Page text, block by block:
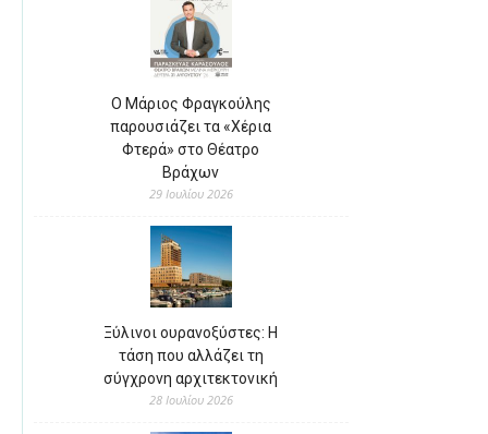
Ο Μάριος Φραγκούλης
παρουσιάζει τα «Χέρια
Φτερά» στο Θέατρο
Βράχων
29 Ιουλίου 2026
Ξύλινοι ουρανοξύστες: Η
τάση που αλλάζει τη
σύγχρονη αρχιτεκτονική
28 Ιουλίου 2026